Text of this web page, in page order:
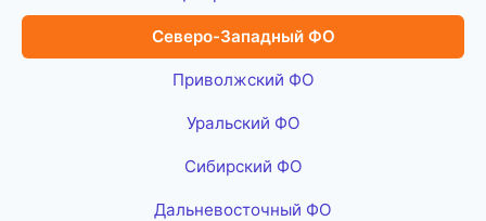
Северо-Западный ФО
Приволжский ФО
Уральский ФО
Сибирский ФО
Дальневосточный ФО